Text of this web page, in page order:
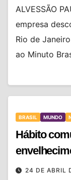
ALVESSÃO
empresa
Rio de
ao Minuto
BRASIL MUNDO
Hábito
24 DE ABRIL